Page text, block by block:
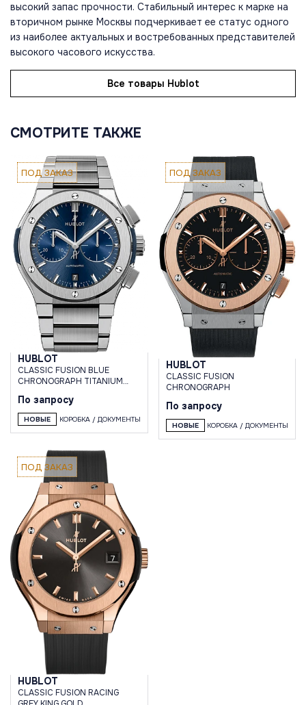
высокий запас прочности. Стабильный интерес к марке на
вторичном рынке Москвы подчеркивает ее статус одного
из наиболее актуальных и востребованных представителей
высокого часового искусства.
Все товары Hublot
СМОТРИТЕ ТАКЖЕ
ПОД ЗАКАЗ
HUBLOT
CLASSIC FUSION BLUE
CHRONOGRAPH TITANIUM
По запросу
НОВЫЕ КОРОБКА / ДОКУМЕНТЫ
ПОД ЗАКАЗ
HUBLOT
CLASSIC FUSION
CHRONOGRAPH
По запросу
НОВЫЕ КОРОБКА / ДОКУМЕНТЫ
ПОД ЗАКАЗ
HUBLOT
CLASSIC FUSION RACING